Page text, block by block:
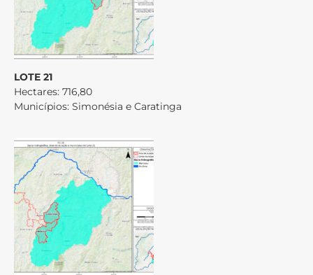
LOTE 21
Hectares: 716,80
Municípios: Simonésia e Caratinga